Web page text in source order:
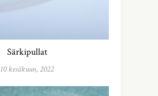
Särkipullat
10 kesäkuun, 2022